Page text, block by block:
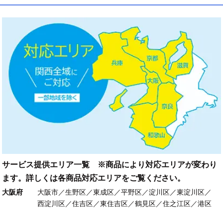
サービス提供エリア一覧 ※商品により対応エリアが変わり
ます。詳しくは各商品対応エリアをご覧ください。
大阪府
大阪市／生野区／東成区／平野区／淀川区／東淀川区／
西淀川区／住吉区／東住吉区／鶴見区／住之江区／港区